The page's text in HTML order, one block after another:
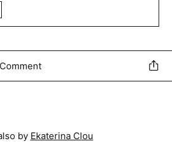
Comment
by Ekaterina Clou